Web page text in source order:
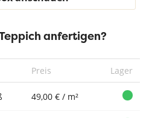
anfertigen?
Preis Lager
49,00 € / m²